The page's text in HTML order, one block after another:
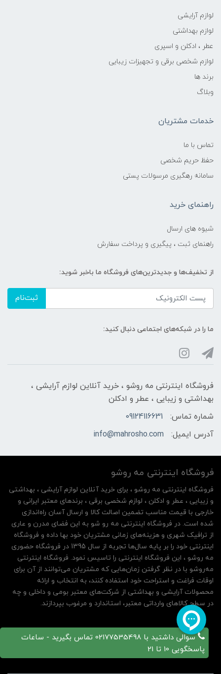
لوازم آرایشی
لوازم بهداشتی
عطر ، ادکلن و اسپری
لوازم شخصی برقی و تجهیزات زیبایی
برند ها
وبلاگ
خدمات مشتریان
تماس با ما
حفظ حریم شخصی
سامانه رهگیری مرسولات پستی
راهنمای خرید
شیوه های ارسال
راهنمای ثبت ، پیگیری و پرداخت سفارش
از تخفیف‌ها و جدیدترین‌های فروشگاه ما باخبر شوید:
ثبت‌نام
ما را در شبکه‌های اجتماعی دنبال کنید:
فروشگاه اینترنتی مه‌ رو‌شو ، خرید آنلاین لوازم آرایشی ،
بهداشتی و زیبایی ، عطر و ادکلن
شماره تماس:
09124116631
آدرس ایمیل:
info@mahrosho.com
سوالی داشتید با 02177535498 تماس بگیرید - ساعات
پاسخگویی 10 تا 21
فروشگاه اینترنتی مه‌ رو‌شو
فروشگاه اینترنتی مه‌ رو‌شو ، برای خرید آنلاین لوازم آرایشی ، بهداشتی
و زیبایی ، عطر و ادکلن ، لوازم شخصی برقی ، برندهای معتبر ایرانی و
خارجی با قیمت مناسب تضمین اصالت کالا و ارسال آسان راه‌اندازی
شده است. در فروشگاه اینترنتی مه رو شو به این فضای مدرن و عاری
از ترافیک شهری و هزینه‌های زمانی مشتریان خود بها داده و فروشگاه
اینترنتی خود را بر پایه سال‌ها تجربه از سال 1395 در فروشگاه حضوری
مه روشو ، این فروشگاه اینترنتی را تاسیس نمود. فروشگاه اینترنتی
مه‌رو‌شو با در نظر گرفتن زمان‌هایی که مشتریان می‌توانند از آن‌ برای
اوقات فراغت و استراحت خود استفاده کنند، به انتخاب و ارائه
محصولات آرایشی و بهداشتی از شرکت‌های معتبر بومی و داخلی و چه
در سطح کالاهای وارداتی معتبر، استاندارد و مرغوب بپردازند.